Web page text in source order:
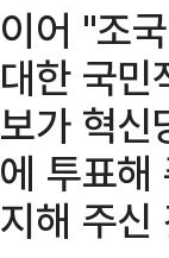
이어 "조
대한 국
보가 혁
에 투표해
지해 주신